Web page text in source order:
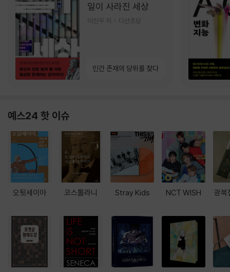
일이 사라진 세상
이진우 저 다산초당
인간 존재의 당위를 찾다
예스24 핫 이슈
오뒷세이아 코스톨라니 Stray Kids NCT WISH 광복